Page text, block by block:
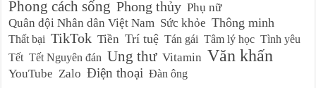
Phong cách sống Phong thủy Phụ nữ
Quân đội Nhân dân Việt Nam Sức khỏe Thông minh
Thất bại TikTok Tiền Trí tuệ Tán gái Tâm lý học Tình yêu
Tết Tết Nguyên đán Ung thư Vitamin Văn khấn
YouTube Zalo Điện thoại Đàn ông